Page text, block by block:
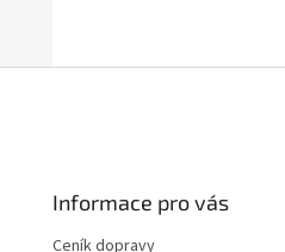
Informace pro vás
Ceník dopravy